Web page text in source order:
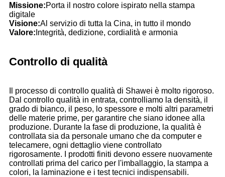
Missione:Porta il nostro colore ispirato nella stampa
digitale
Visione:Al servizio di tutta la Cina, in tutto il mondo
Valore: Integrità, dedizione, cordialità e armonia
Controllo di qualità
Il processo di controllo qualità di Shawei è molto rigoroso.
Dal controllo qualità in entrata, controlliamo la densità, il
grado di bianco, il peso, lo spessore e molti altri parametri
delle materie prime, per garantire che siano idonee alla
produzione. Durante la fase di produzione, la qualità è
controllata sia da personale umano che da computer e
telecamere, ogni dettaglio viene controllato
rigorosamente. I prodotti finiti devono essere nuovamente
controllati prima del carico per l'imballaggio, la stampa a
colori, la laminazione e i test tecnici indispensabili.